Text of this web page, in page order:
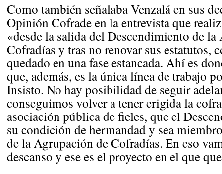
Como también señalaba Venzalá en sus
Opinión Cofrade en la entrevista que
«desde la salida del Descendimiento de
Cofradías y tras no renovar sus estatutos,
quedado en una fase estancada. Ahí es
que, además, es la única línea de trabajo
Insisto. No hay posibilidad de seguir
conseguimos volver a tener erigida la
asociación pública de fieles, que el
su condición de hermandad y sea
de la Agrupación de Cofradías. En eso
descanso y ese es el proyecto en el que